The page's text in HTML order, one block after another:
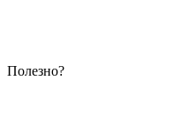
Полезно?